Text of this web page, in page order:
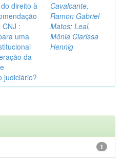
direito à
CNJ :
uma
da
judiciário?
Cavalcante,
Ramon Gabriel
Matos; Leal,
Mônia Clarissa
Hennig
1